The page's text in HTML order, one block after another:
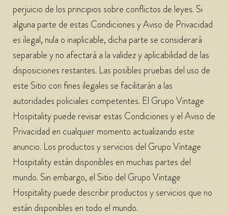
perjuicio de los principios sobre conflictos de leyes. Si
alguna parte de estas Condiciones y Aviso de Privacidad
es ilegal, nula o inaplicable, dicha parte se considerará
separable y no afectará a la validez y aplicabilidad de las
disposiciones restantes. Las posibles pruebas del uso de
este Sitio con fines ilegales se facilitarán a las
autoridades policiales competentes. El Grupo Vintage
Hospitality puede revisar estas Condiciones y el Aviso de
Privacidad en cualquier momento actualizando este
anuncio. Los productos y servicios del Grupo Vintage
Hospitality están disponibles en muchas partes del
mundo. Sin embargo, el Sitio del Grupo Vintage
Hospitality puede describir productos y servicios que no
están disponibles en todo el mundo.